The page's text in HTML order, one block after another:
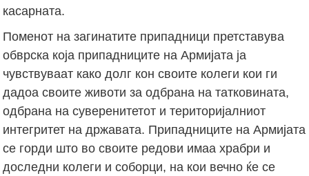
касарната.
Поменот на загинатите припадници претставува
обврска која припадниците на Армијата ја
чувствуваат како долг кон своите колеги кои ги
дадоа своите животи за одбрана на татковината,
одбрана на суверенитетот и територијалниот
интегритет на државата. Припадниците на Армијата
се горди што во своите редови имаа храбри и
доследни колеги и соборци, на кои вечно ќе се